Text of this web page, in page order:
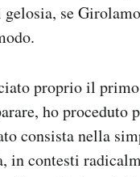
se
proprio il
ho proceduto
consista nella
in contesti